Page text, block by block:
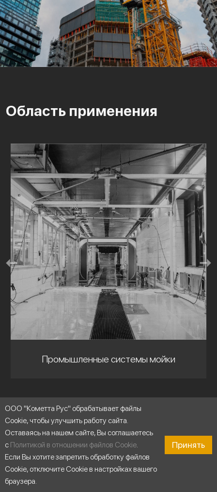
Область применения
Промышленные системы мойки
ООО "Кометта Рус" обрабатывает файлы
Cookie, чтобы улучшить работу сайта.
Оставаясь на нашем сайте, Вы соглашаетесь
с Политикой в отношении файлов Cookie.
Если Вы хотите запретить обработку файлов
Cookie, отключите Cookie в настройках вашего
браузера.
Принять